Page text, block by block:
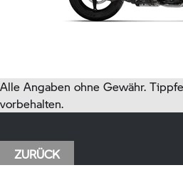
Alle Angaben ohne Gewähr.
vorbehalten.
ZURÜCK